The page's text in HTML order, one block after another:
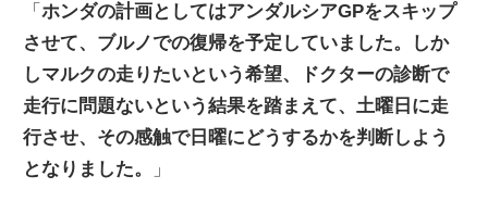
「ホンダの計画としてはアンダルシアGPをスキップ
させて、ブルノでの復帰を予定していました。しか
しマルクの走りたいという希望、ドクターの診断で
走行に問題ないという結果を踏まえて、土曜日に走
行させ、その感触で日曜にどうするかを判断しよう
となりました。
」